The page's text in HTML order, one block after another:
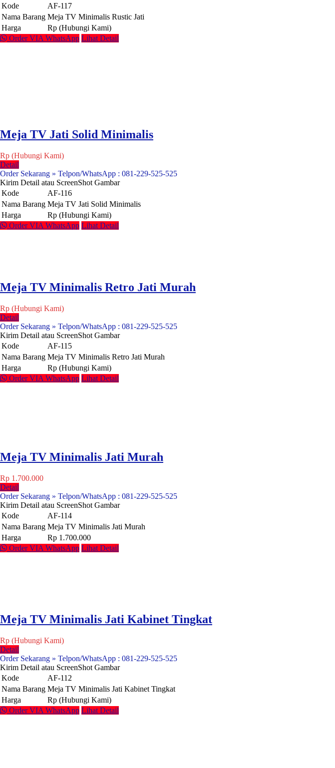
Kode
AF-117
Nama Barang Meja TV Minimalis Rustic Jati
Harga
Rp (Hubungi Kami)
Order VIA WhatsApp Lihat Detail
Meja TV Jati Solid Minimalis
Rp (Hubungi Kami)
Detail
Order Sekarang » Telpon/WhatsApp : 081-229-525-525
Kirim Detail atau ScreenShot Gambar
Kode
AF-116
Nama Barang Meja TV Jati Solid Minimalis
Harga
Rp (Hubungi Kami)
Order VIA WhatsApp Lihat Detail
Meja TV Minimalis Retro Jati Murah
Rp (Hubungi Kami)
Detail
Order Sekarang » Telpon/WhatsApp : 081-229-525-525
Kirim Detail atau ScreenShot Gambar
Kode
AF-115
Nama Barang Meja TV Minimalis Retro Jati Murah
Harga
Rp (Hubungi Kami)
Order VIA WhatsApp Lihat Detail
Meja TV Minimalis Jati Murah
Rp 1.700.000
Detail
Order Sekarang » Telpon/WhatsApp : 081-229-525-525
Kirim Detail atau ScreenShot Gambar
Kode
AF-114
Nama Barang Meja TV Minimalis Jati Murah
Harga
Rp 1.700.000
Order VIA WhatsApp Lihat Detail
Meja TV Minimalis Jati Kabinet Tingkat
Rp (Hubungi Kami)
Detail
Order Sekarang » Telpon/WhatsApp : 081-229-525-525
Kirim Detail atau ScreenShot Gambar
Kode
AF-112
Nama Barang Meja TV Minimalis Jati Kabinet Tingkat
Harga
Rp (Hubungi Kami)
Order VIA WhatsApp Lihat Detail